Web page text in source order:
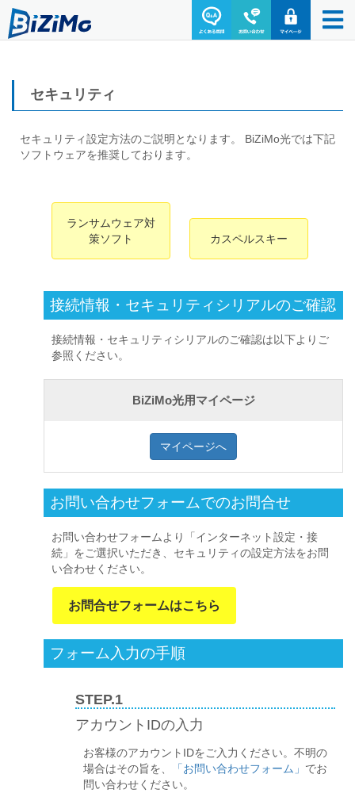
セキュリティ
セキュリティ設定方法のご説明となります。 BiZiMo光では下記
ソフトウェアを推奨しております。
ランサムウェア対
策ソフト
カスペルスキー
接続情報・セキュリティシリアルのご確認
接続情報・セキュリティシリアルのご確認は以下よりご
参照ください。
BiZiMo光用マイページ
マイページへ
お問い合わせフォームでのお問合せ
お問い合わせフォームより「インターネット設定・接
続」をご選択いただき、セキュリティの設定方法をお問
い合わせください。
お問合せフォームはこちら
フォーム入力の手順
STEP.1
アカウントIDの入力
お客様のアカウントIDをご入力ください。不明の
場合はその旨を、
「お問い合わせフォーム」 でお
問い合わせください。